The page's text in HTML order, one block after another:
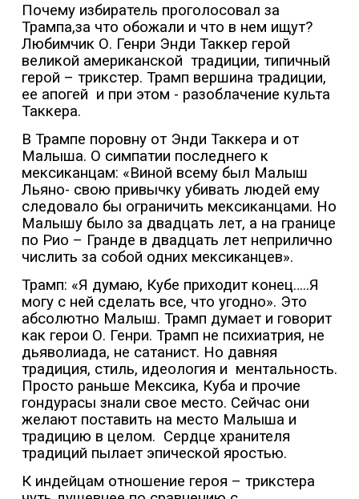
Почему избиратель проголосовал за
Трампа,за что обожали и что в нем ищут?
Любимчик О. Генри Энди Таккер герой
великой американской традиции, типичный
герой – трикстер. Трамп вершина традиции,
ее апогей и при этом - разоблачение культа
Таккера.
В Трампе поровну от Энди Таккера и от
Малыша. О симпатии последнего к
мексиканцам: «Виной всему был Малыш
Льяно- свою привычку убивать людей ему
следовало бы ограничить мексиканцами. Но
Малышу было за двадцать лет, а на границе
по Рио – Гранде в двадцать лет неприлично
числить за собой одних мексиканцев».
Трамп: «Я думаю, Кубе приходит конец…..Я
могу с ней сделать все, что угодно». Это
абсолютно Малыш. Трамп думает и говорит
как герои О. Генри. Трамп не психиатрия, не
дьяволиада, не сатанист. Но давняя
традиция, стиль, идеология и ментальность.
Просто раньше Мексика, Куба и прочие
гондурасы знали свое место. Сейчас они
желают поставить на место Малыша и
традицию в целом. Сердце хранителя
традиций пылает эпической яростью.
К индейцам отношение героя – трикстера